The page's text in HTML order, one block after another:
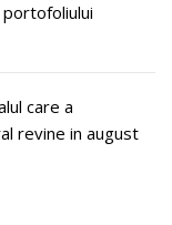
care a
revine in august